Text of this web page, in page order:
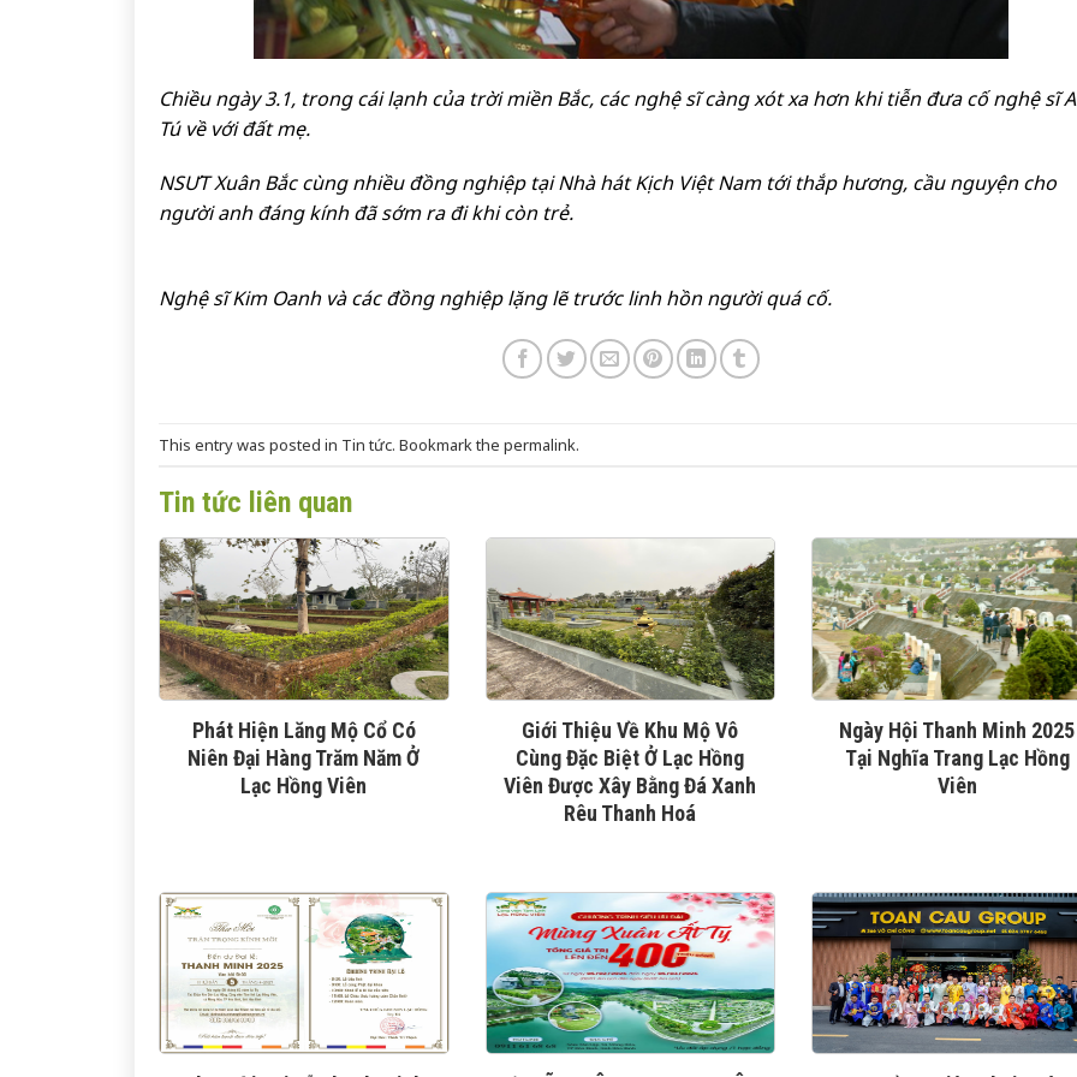
Chiều ngày 3.1, trong cái lạnh của trời miền Bắc, các nghệ sĩ càng xót xa hơn khi tiễn đưa cố nghệ sĩ
Tú về với đất mẹ.
NSƯT Xuân Bắc cùng nhiều đồng nghiệp tại Nhà hát Kịch Việt Nam tới thắp hương, cầu nguyện cho
người anh đáng kính đã sớm ra đi khi còn trẻ.
Nghệ sĩ Kim Oanh và các đồng nghiệp lặng lẽ trước linh hồn người quá cố.
This entry was posted in Tin tức. Bookmark the permalink.
Tin tức liên quan
Phát Hiện Lăng Mộ Cổ Có
Niên Đại Hàng Trăm Năm Ở
Lạc Hồng Viên
Giới Thiệu Về Khu Mộ Vô
Cùng Đặc Biệt Ở Lạc Hồng
Viên Được Xây Bằng Đá Xanh
Rêu Thanh Hoá
Ngày Hội Thanh Minh 2025
Tại Nghĩa Trang Lạc Hồng
Viên